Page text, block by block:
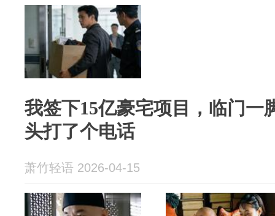
我签下15亿豪宅项目，临门一
头打了个电话
萧竹轻语 2026-04-15